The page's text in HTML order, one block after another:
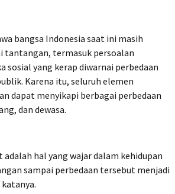
bangsa Indonesia saat ini masih
tantangan, termasuk persoalan
sosial yang kerap diwarnai perbedaan
Karena itu, seluruh elemen
dapat menyikapi berbagai perbedaan
dan dewasa.
adalah hal yang wajar dalam kehidupan
sampai perbedaan tersebut menjadi